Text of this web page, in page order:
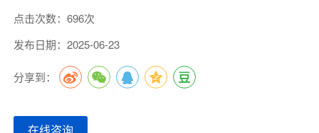
点击次数：696次
发布日期：2025-06-23
分享到：
在线咨询